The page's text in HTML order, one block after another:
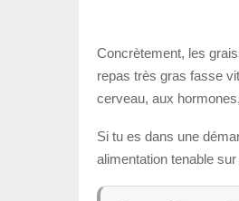
Concrètement, les
repas très gras fasse
cerveau, aux
Si tu es dans une
alimentation tenable